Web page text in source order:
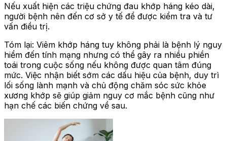
Nếu xuất hiện các triệu chứng đau khớp háng kéo dài,
người bệnh nên đến cơ sở y tế để được kiểm tra và tư
vấn điều trị.
Tóm lại: Viêm khớp háng tuy không phải là bệnh lý nguy
hiểm đến tính mạng nhưng có thể gây ra nhiều phiền
toái trong cuộc sống nếu không được quan tâm đúng
mức. Việc nhận biết sớm các dấu hiệu của bệnh, duy trì
lối sống lành mạnh và chủ động chăm sóc sức khỏe
xương khớp sẽ giúp giảm nguy cơ mắc bệnh cũng như
hạn chế các biến chứng về sau.